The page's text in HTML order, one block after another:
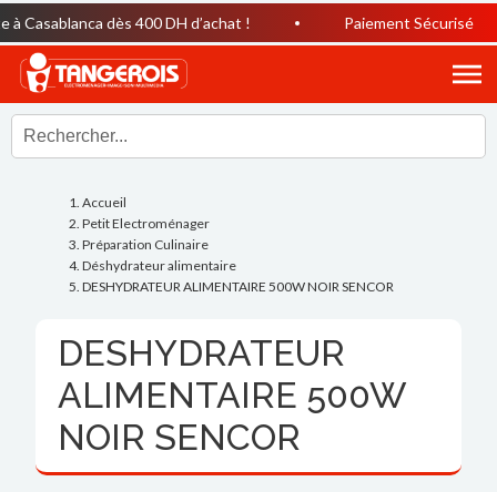
dès 400 DH d’achat ! Paiement Sécurisé
Accueil
Petit Electroménager
Préparation Culinaire
Déshydrateur alimentaire
DESHYDRATEUR ALIMENTAIRE 500W NOIR SENCOR
DESHYDRATEUR
ALIMENTAIRE 500W
NOIR SENCOR